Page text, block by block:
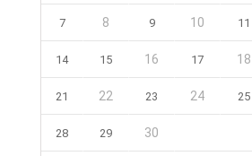
7 8 9 10 11
14 15 16 17 18
21 22 23 24 25
28 29 30